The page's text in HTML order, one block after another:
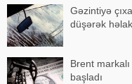
Gəzintiyə
düşərək
Brent
başladı